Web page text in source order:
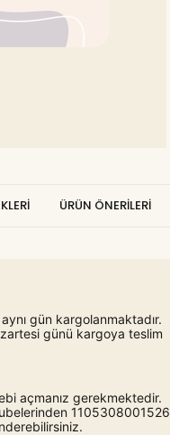
ÜRÜN ÖNERILERI
gün kargolanmaktadır.
günü kargoya teslim
açmanız gerekmektedir.
1105308001526